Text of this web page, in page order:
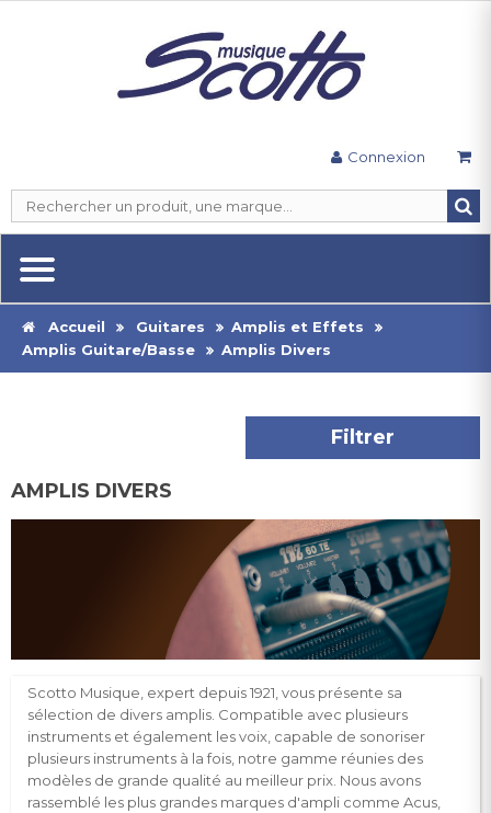
Connexion
Accueil Guitares
Amplis et Effets
Amplis Guitare/Basse
Amplis Divers
Filtrer
AMPLIS DIVERS
Scotto Musique, expert depuis 1921, vous présente sa
sélection de divers amplis. Compatible avec plusieurs
instruments et également les voix, capable de sonoriser
plusieurs instruments à la fois, notre gamme réunies des
modèles de grande qualité au meilleur prix. Nous avons
rassemblé les plus grandes marques d'ampli comme Acus,